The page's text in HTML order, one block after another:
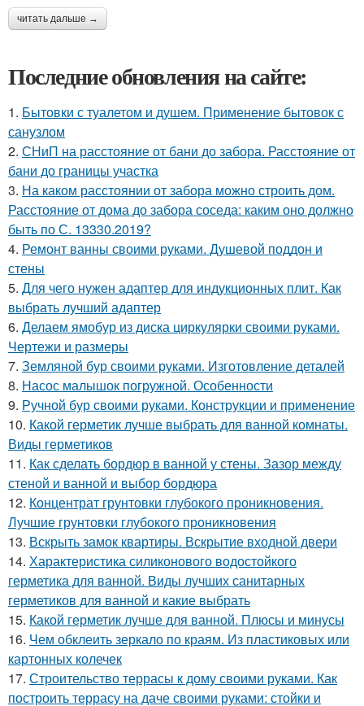
читать дальше →
Последние обновления на сайте:
1. Бытовки с туалетом и душем. Применение бытовок с
санузлом
2. СНиП на расстояние от бани до забора. Расстояние от
бани до границы участка
3. На каком расстоянии от забора можно строить дом.
Расстояние от дома до забора соседа: каким оно должно
быть по С. 13330.2019?
4. Ремонт ванны своими руками. Душевой поддон и
стены
5. Для чего нужен адаптер для индукционных плит. Как
выбрать лучший адаптер
6. Делаем ямобур из диска циркулярки своими руками.
Чертежи и размеры
7. Земляной бур своими руками. Изготовление деталей
8. Насос малышок погружной. Особенности
9. Ручной бур своими руками. Конструкции и применение
10. Какой герметик лучше выбрать для ванной комнаты.
Виды герметиков
11. Как сделать бордюр в ванной у стены. Зазор между
стеной и ванной и выбор бордюра
12. Концентрат грунтовки глубокого проникновения.
Лучшие грунтовки глубокого проникновения
13. Вскрыть замок квартиры. Вскрытие входной двери
14. Характеристика силиконового водостойкого
герметика для ванной. Виды лучших санитарных
герметиков для ванной и какие выбрать
15. Какой герметик лучше для ванной. Плюсы и минусы
16. Чем обклеить зеркало по краям. Из пластиковых или
картонных колечек
17. Строительство террасы к дому своими руками. Как
построить террасу на даче своими руками: стойки и